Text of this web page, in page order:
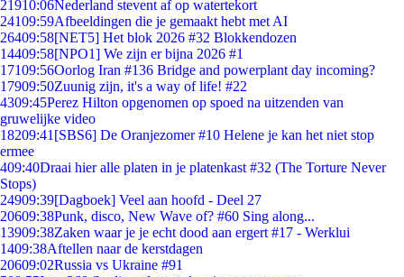
21910:06Nederland stevent af op watertekort
24109:59Afbeeldingen die je gemaakt hebt met AI
26409:58[NET5] Het blok 2026 #32 Blokkendozen
14409:58[NPO1] We zijn er bijna 2026 #1
17109:56Oorlog Iran #136 Bridge and powerplant day incoming?
17909:50Zuunig zijn, it's a way of life! #22
4309:45Perez Hilton opgenomen op spoed na uitzenden van
gruwelijke video
18209:41 [SBS6] De Oranjezomer #10 Helene je kan het niet stop
ermee
409:40Draai hier alle platen in je platenkast #32 (The Torture Never
Stops)
24909:39[Dagboek] Veel aan hoofd - Deel 27
20609:38Punk, disco, New Wave of? #60 Sing along...
13909:38Zaken waar je je echt dood aan ergert #17 - Werklui
1409:38Aftellen naar de kerstdagen
20609:02Russia vs Ukraine #91